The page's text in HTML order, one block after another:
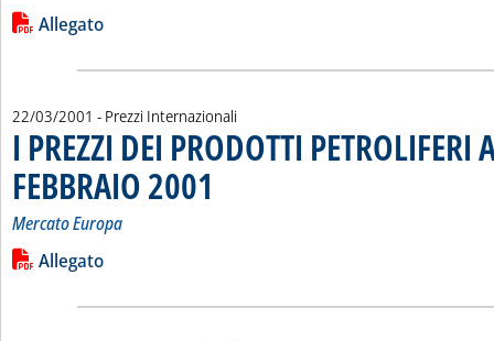
Leggi tutta la notizia: 'COSTO MEDIO CIF DEL GREGGIO E
Lista allegati PDF alla notizia
Allegato
22/03/2001 - Prezzi Internazionali
I PREZZI DEI PRODOTTI PETROLIFERI
FEBBRAIO 2001
Mercato Europa
Leggi tutta la notizia: 'I PREZZI DEI PRODOTTI PETROLIFERI
Lista allegati PDF alla notizia
Allegato